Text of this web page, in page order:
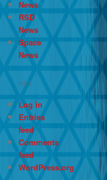
News
RSD
News
Space
News
META
Log in
Entries
feed
Comments
feed
WordPress.org